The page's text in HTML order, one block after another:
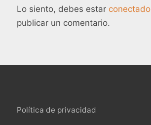
Lo siento, debes estar conectado
publicar un comentario.
Política de privacidad